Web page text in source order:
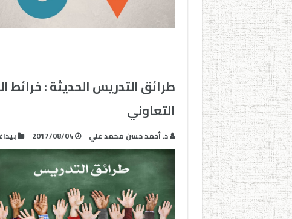
طرائق التدريس الحديثة : خرائط
التعاوني
د. أحمد حسن محمد علي 2017/08/04